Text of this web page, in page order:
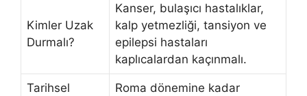
Kimler Uzak
Durmalı?
Kanser, bulaşıcı hastalıklar,
kalp yetmezliği, tansiyon ve
epilepsi hastaları
kaplıcalardan kaçınmalı.
Tarihsel
Roma dönemine kadar